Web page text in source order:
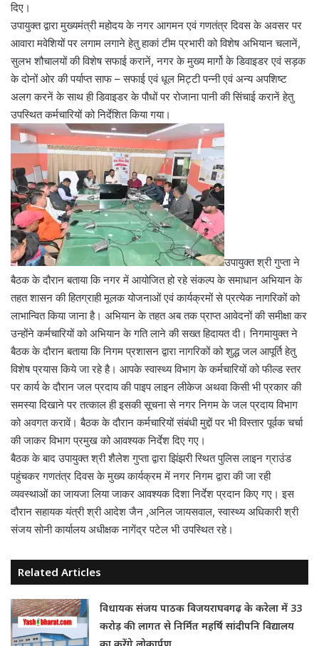
दिए।
उपायुक्त द्वारा मुख्यमंत्री महोदय के नगर आगमन एवं गणतंत्र दिवस के अवसर पर
आवारा मवेशियों पर लगाम लगाने हेतु हाकां टीम प्रभारी को विशेष अभियान चलानें,
सुलभ शौचालयों की विशेष सफाई करानें, नगर के मुख्य मार्गो के डिवाइडर एवं सड़क
के दोनों ओर की पर्याप्त साफ – सफाई एवं धूल मिट्टी पन्नी एवं अन्य अपशिष्ट
अलग करनें के साथ ही डिवाइडर के पौधों पर रोजाना पानी की सिंचाई करानें हेतु
उपस्थित कर्मचारियों को निर्देशित किया गया।
उपायुक्त श्री गुप्ता ने
बैठक के दौरान बताया कि नगर में आयोजित हो रहे संकल्प के समाधान अभियान के
तहत शासन की हितग्राही मूलक योजनाओं एवं कार्यक्रमों से प्रत्येक नागरिकों को
लाभान्वित किया जाना है। अभियान के तहत अब तक प्राप्त आवेदनों की समीक्षा कर
उन्होंने कर्मचारियों को अभियान के गति लाने की सख्त हिदायत दी। निगमायुक्त ने
बैठक के दौरान बताया कि निगम प्रशासन द्वारा नागरिकों को शुद्ध जल आपूर्ति हेतु
विशेष प्रयास किये जा रहे है। आपके स्वास्थ्य विभाग के कर्मचारियों को फील्ड स्तर
पर कार्य के दौरान जल प्रदाय की पाइप लाइन लीकेज अथवा किसी भी प्रकार की
समस्या दिखाने पर तत्काल ही इसकी सूचना से नगर निगम के जल प्रदाय विभाग
को अवगत करावें। बैठक के दौरान कर्मचारियों संबंधी मुद्दों पर भी विस्तार पूर्वक चर्चा
की जाकर विभाग प्रमुख को आवश्यक निर्देश दिए गए।
बैठक के बाद उपायुक्त श्री शैलेश गुप्ता द्वारा झिंझरी स्थित पुलिस लाइन ग्राउंड
पहुंचकर गणतंत्र दिवस के मुख्य कार्यक्रम में नगर निगम द्वारा की जा रही
व्यवस्थाओं का जायजा लिया जाकर आवश्यक दिशा निर्देश प्रदान किए गए। इस
दौरान सहायक यंत्री श्री आदेश जैन ,अनिल जायसवाल, स्वास्थ्य अधिकारी श्री
संजय सोनी कार्यालय अधीक्षक नागेंद्र पटेल भी उपस्थित रहे।
Related Articles
विधायक संजय पाठक विजयराघवगढ़ के करेला में 33
करोड़ की लागत से निर्मित महर्षि सांदीपनि विद्यालय